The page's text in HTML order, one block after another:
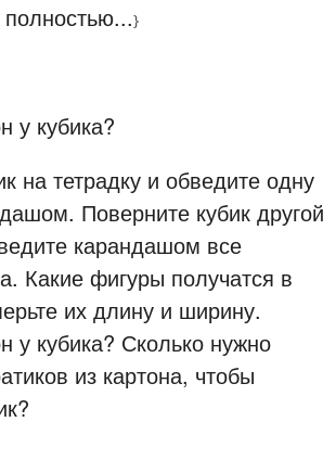
полностью...}
у кубика?
на тетрадку и обведите одну
Поверните кубик другой
карандашом все
Какие фигуры получатся в
их длину и ширину.
у кубика? Сколько нужно
из картона, чтобы